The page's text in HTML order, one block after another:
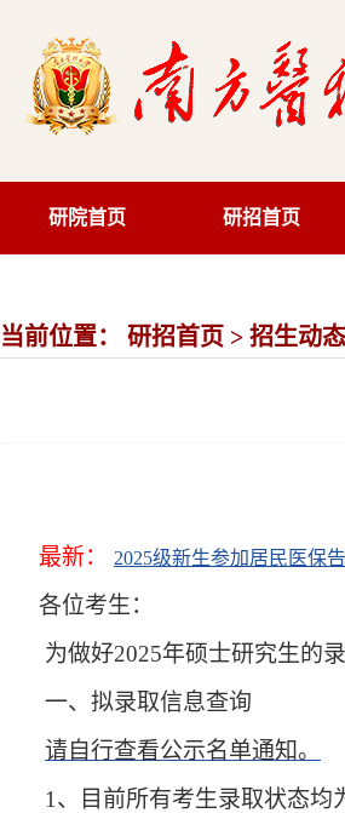
研院首页 研招首页
当前位置： 研招首页 > 招生动态
最新： 2025级新生参加居民医保
各位考生：
为做好2025年硕士研究生的
一、拟录取信息查询
请自行查看公示名单通知。
1、目前所有考生录取状态